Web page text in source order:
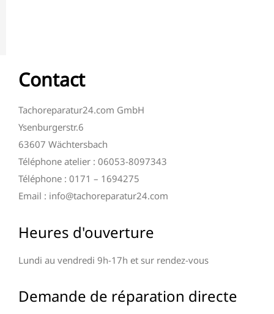
Contact
Tachoreparatur24.com GmbH
Ysenburgerstr.6
63607 Wächtersbach
Téléphone atelier : 06053-8097343
Téléphone : 0171 – 1694275
Email : info@tachoreparatur24.com
Heures d'ouverture
Lundi au vendredi 9h-17h et sur rendez-vous
Demande de réparation directe